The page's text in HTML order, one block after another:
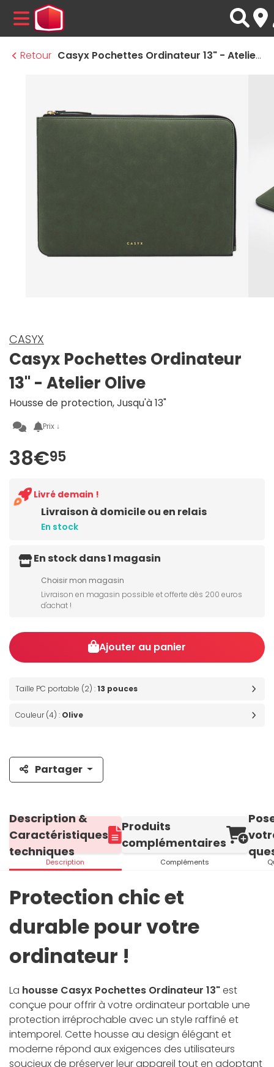
MENU
Retour
Casyx Pochettes Ordinateur 13" - Atelier Olive
CASYX
Casyx Pochettes Ordinateur
13" - Atelier Olive
Housse de protection, Jusqu'à 13"
Prix ↓
38€95
Livraison à domicile ou en relais
En stock
Livré demain !
En stock dans 1 magasin
Choisir mon magasin
Livraison en magasin possible et offerte dès 200 euros
d'achat !
Ajouter au panier
Taille PC portable (2) :13 pouces
Couleur (4) : Olive
Partager
Description &
Caractéristiques
techniques
Description
Produits
complémentaires
Compléments
Protection chic et
durable pour votre
ordinateur !
La housse Casyx Pochettes Ordinateur 13"est
conçue pour offrir à votre ordinateur portable une
protection irréprochable avec un style raffiné et
intemporel. Cette housse au design élégant et
moderne répond aux exigences des utilisateurs
soucieux de préserver leur appareil tout en adoptant